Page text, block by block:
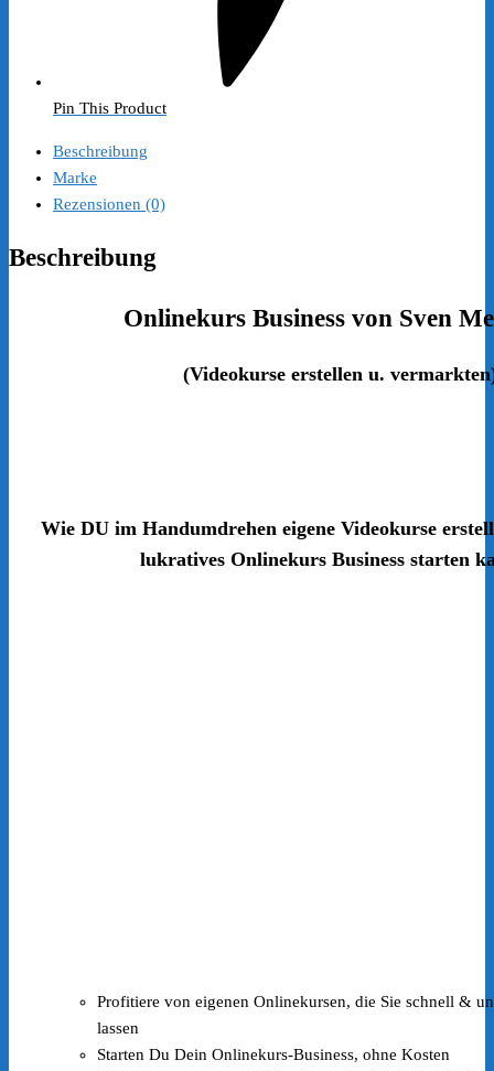
Pin This Product
Beschreibung
Marke
Rezensionen (0)
Beschreibung
Onlinekurs Business von Sven
(Videokurse erstellen u.
Wie DU im Handumdrehen eigene Videokurse
lukratives Onlinekurs Business starten
Profitiere von eigenen Onlinekursen, die Sie schnell &
lassen
Starten Du Dein Onlinekurs-Business, ohne Kosten